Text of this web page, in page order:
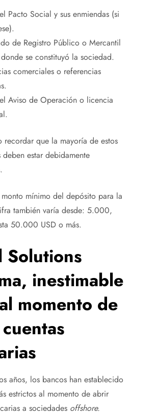
Pacto Social y sus enmiendas (si
de Registro Público o Mercantil
se constituyó la sociedad.
comerciales o referencias
Aviso de Operación o licencia
recordar que la mayoría de estos
deben estar debidamente
monto mínimo del depósito para la
también varía desde: 5.000,
50.000 USD o más.
Solutions
inestimable
momento de
años, los bancos han establecido
estrictos al momento de abrir
a sociedades offshore.